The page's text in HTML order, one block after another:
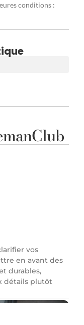
conditions :
vos
en avant des
durables,
détails plutôt